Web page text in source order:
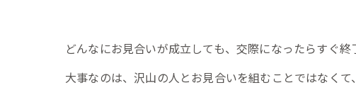
どんなにお見合いが成立しても、交際になったらすぐ
大事なのは、沢山の人とお見合いを組むことではなく